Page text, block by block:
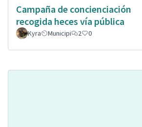
Campaña de concienciación
recogida heces vía pública
Kyra Municipi 2 0